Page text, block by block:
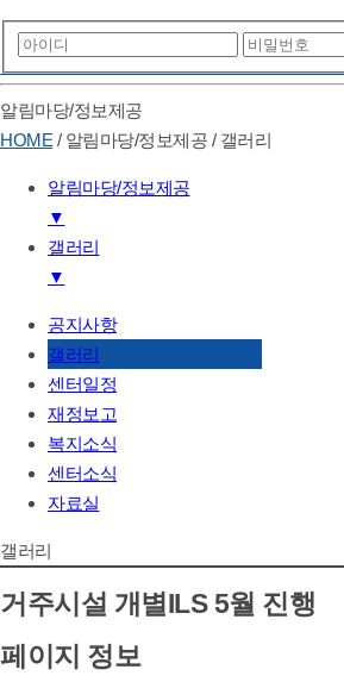
알림마당/정보제공
HOME / 알림마당/정보제공 / 갤러리
알림마당/정보제공
▼
기관소개
알림마당/정보제공
갤러리
▼
갤러리
센터일정
재정보고
복지소식
센터소식
자료실
공지사항
갤러리
센터일정
재정보고
복지소식
센터소식
자료실
갤러리
거주시설 개별ILS 5월 진행
페이지 정보